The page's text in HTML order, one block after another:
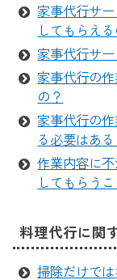
家事代行サ
してもらえ
家事代行サ
家事代行の
の？
家事代行の
る必要はある
作業内容に
してもらう
料理代行に関
掃除だけで